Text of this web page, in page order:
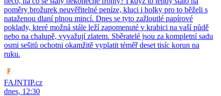
poměry brožurek neuvěřitelné peníze, kluci i holky pro to běželi s
nataženou dlaní plnou mincí. Dnes se tyto zažloutlé papírové
poklady, které možná stále leží zapomenuté v krabici na vaší půdě
nebo na chalupě, vyvažují zlatem. Sběratelé jsou za kompletní sadu
osmi sešitů ochotni okamžitě vyplatit téměř deset tisíc korun na
ruku.
FAJNTIP.cz
dnes, 12:30